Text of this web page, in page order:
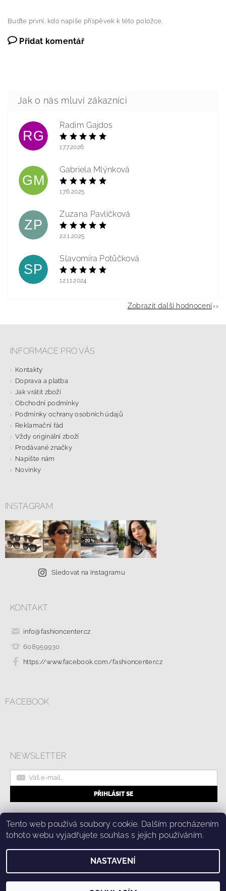
Buďte první, kdo napíše příspěvek k této položce.
Přidat komentář
RG
Radim Gajdos
17.7.2026
GM
Gabriela Mlýnková
17.6.2025
ZP
Zuzana Pavlíčková
22.1.2025
SP
Slavomíra Potůčková
12.11.2024
Zobrazit další hodnocení
INFORMACE PRO VÁS
Kontakty
Doprava a platba
Jak vrátit zboží
Obchodní podmínky
Podmínky ochrany osobních údajů
Reklamační řád
Vždy originální zboží
Prodávané značky
Napište nám
Novinky
INSTAGRAM
Sledovat na Instagramu
KONTAKT
info@fashioncenter.cz
608959930
https://www.facebook.com/fashioncenter.cz
FACEBOOK
NEWSLETTER
|
| Ochrana osobních údajů a cookies
2026 © Fashion Center, všechna práva vyhrazena
Tento web používá soubory cookie. Dalším procházením
tohoto webu vyjadřujete souhlas s jejich používáním.
NASTAVENÍ